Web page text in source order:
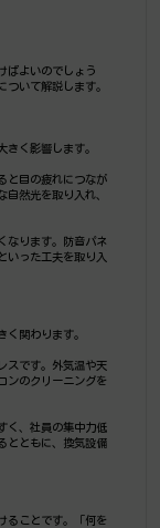
ばよいのでしょう
ついて解説します。
きく影響します。
と目の疲れにつなが
自然光を取り入れ、
なります。防音パネ
いった工夫を取り入
く関わります。
スです。外気温や天
ンのクリーニングを
く、社員の集中力低
とともに、換気設備
ることです。「何を